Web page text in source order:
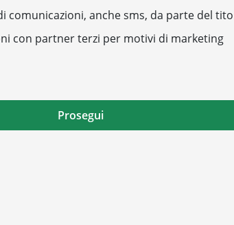
comunicazioni, anche sms, da parte del
con partner terzi per motivi di marketing